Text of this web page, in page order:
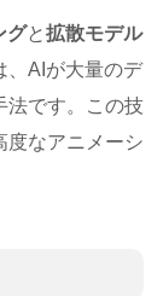
グと拡散モデル
、AIが大量のデ
法です。この技
度なアニメーシ